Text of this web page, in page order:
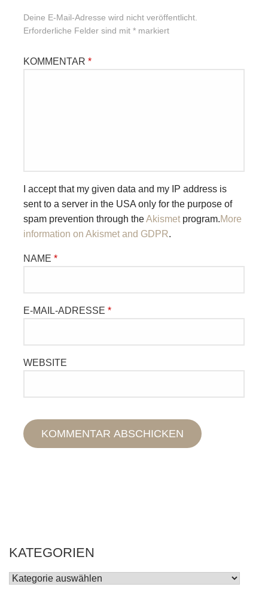
Deine E-Mail-Adresse wird nicht veröffentlicht.
Erforderliche Felder sind mit * markiert
KOMMENTAR *
I accept that my given data and my IP address is
sent to a server in the USA only for the purpose of
spam prevention through theAkismet program.More
information on Akismet and GDPR.
NAME *
E-MAIL-ADRESSE *
WEBSITE
KATEGORIEN
KATEGORIEN